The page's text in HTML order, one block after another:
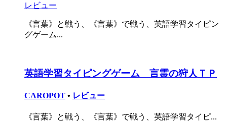
レビュー
《言葉》と戦う、《言葉》で戦う、英語学習タイピン
グゲーム...
英語学習タイピングゲーム 言霊の狩人ＴＰ
CAROPOT • レビュー
《言葉》と戦う、《言葉》で戦う、英語学習タイピ...